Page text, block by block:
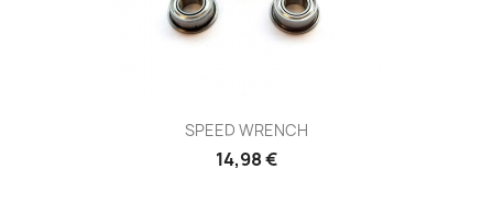
SPEED WRENCH
Prezzo
14,98 €